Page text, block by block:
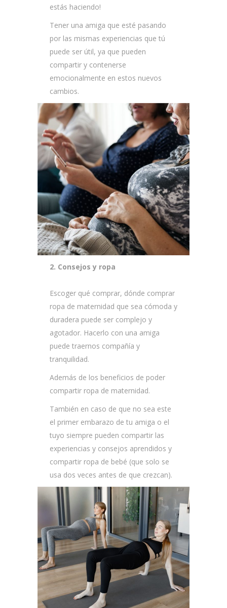
estás haciendo!
Tener una amiga que esté pasando
por las mismas experiencias que tú
puede ser útil, ya que pueden
compartir y contenerse
emocionalmente en estos nuevos
cambios.
2. Consejos y ropa
Escoger qué comprar, dónde comprar
ropa de maternidad que sea cómoda y
duradera puede ser complejo y
agotador. Hacerlo con una amiga
puede traernos compañía y
tranquilidad.
Además de los beneficios de poder
compartir ropa de maternidad.
También en caso de que no sea este
el primer embarazo de tu amiga o el
tuyo siempre pueden compartir las
experiencias y consejos aprendidos y
compartir ropa de bebé (que solo se
usa dos veces antes de que crezcan).